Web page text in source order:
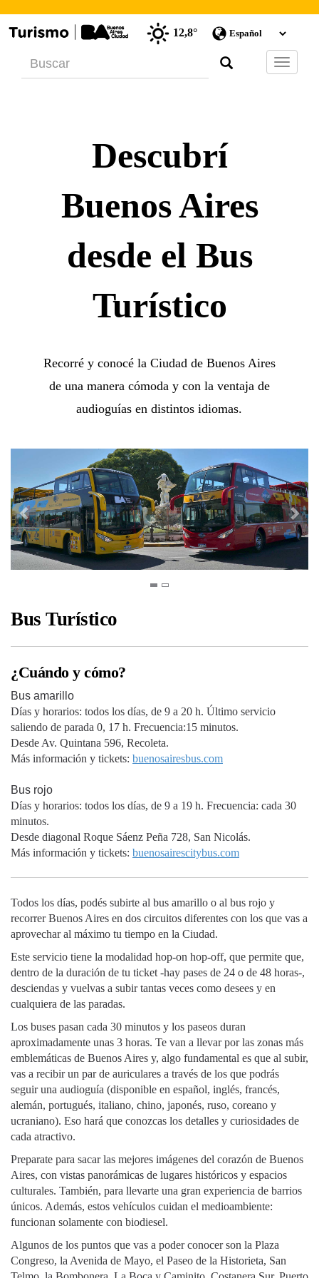
12,8°
Barra
de
Descubrí
Buenos Aires
desde el Bus
Turístico
Recorré y conocé la Ciudad de Buenos Aires
de una manera cómoda y con la ventaja de
audioguías en distintos idiomas.
Bus Turístico
¿Cuándo y cómo?
Bus amarillo
Días y horarios: todos los días, de 9 a 20 h. Último servicio
saliendo de parada 0, 17 h. Frecuencia:15 minutos.
Desde Av. Quintana 596, Recoleta.
Más información y tickets: buenosairesbus.com
Bus rojo
Días y horarios: todos los días, de 9 a 19 h. Frecuencia: cada 30
minutos.
Desde diagonal Roque Sáenz Peña 728, San Nicolás.
Más información y tickets: buenosairescitybus.com
Todos los días, podés subirte al bus amarillo o al bus rojo y
recorrer Buenos Aires en dos circuitos diferentes con los que vas a
aprovechar al máximo tu tiempo en la Ciudad.
Este servicio tiene la modalidad hop-on hop-off, que permite que,
dentro de la duración de tu ticket -hay pases de 24 o de 48 horas-,
desciendas y vuelvas a subir tantas veces como desees y en
cualquiera de las paradas.
Los buses pasan cada 30 minutos y los paseos duran
aproximadamente unas 3 horas. Te van a llevar por las zonas más
emblemáticas de Buenos Aires y, algo fundamental es que al subir,
vas a recibir un par de auriculares a través de los que podrás
seguir una audioguía (disponible en español, inglés, francés,
alemán, portugués, italiano, chino, japonés, ruso, coreano y
ucraniano). Eso hará que conozcas los detalles y curiosidades de
cada atractivo.
Preparate para sacar las mejores imágenes del corazón de Buenos
Aires, con vistas panorámicas de lugares históricos y espacios
culturales. También, para llevarte una gran experiencia de barrios
únicos. Además, estos vehículos cuidan el medioambiente:
funcionan solamente con biodiesel.
Algunos de los puntos que vas a poder conocer son la Plaza
Congreso, la Avenida de Mayo, el Paseo de la Historieta, San